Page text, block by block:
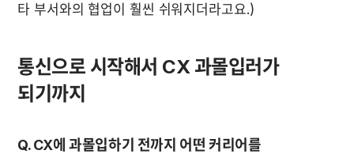
타 부서와의 협업이 훨씬 쉬워지더라고요.)
통신으로 시작해서 CX 과몰입러가
되기까지
Q. CX에 과몰입하기 전까지 어떤 커리어를